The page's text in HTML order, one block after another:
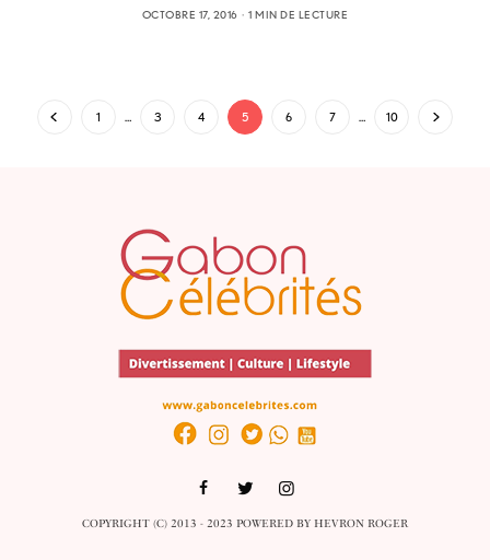
OCTOBRE 17, 2016
1 MIN DE LECTURE
1 … 3 4 5 6 7 … 10
COPYRIGHT (C) 2013 - 2023 POWERED BYHEVRON ROGER